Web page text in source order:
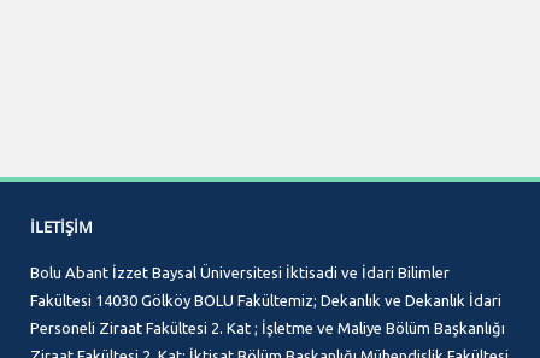
İLETIŞIM
Bolu Abant İzzet Baysal Üniversitesi İktisadi ve İdari Bilimler
Fakültesi 14030 Gölköy BOLU Fakültemiz; Dekanlık ve Dekanlık İdari
Personeli Ziraat Fakültesi 2. Kat ; İşletme ve Maliye Bölüm Başkanlığı